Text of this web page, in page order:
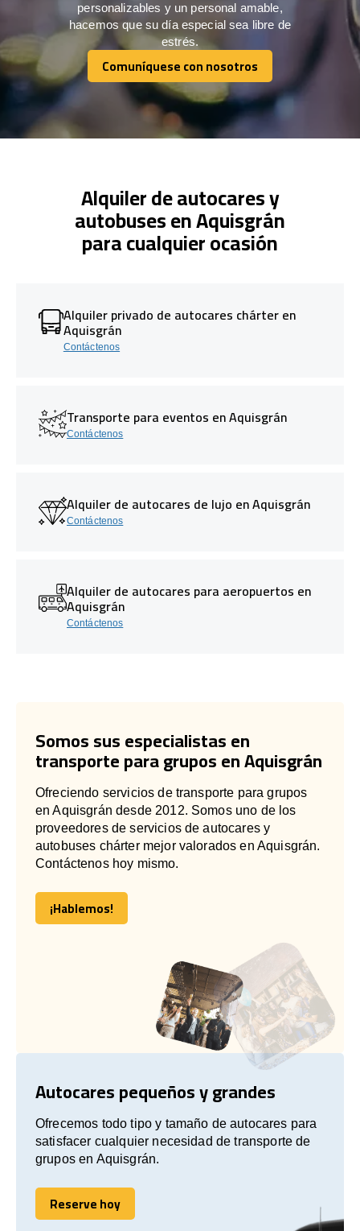
personalizables y un personal amable,
hacemos que su día especial sea libre de
estrés.
Comuníquese con nosotros
Comuníquese con nosotros
Alquiler de autocares y
autobuses en Aquisgrán
para cualquier ocasión
Alquiler privado de autocares chárter en
Aquisgrán
Contáctenos
Transporte para eventos en Aquisgrán
Contáctenos
Alquiler de autocares de lujo en Aquisgrán
Contáctenos
Alquiler de autocares para aeropuertos en
Aquisgrán
Contáctenos
Somos sus especialistas en
transporte para grupos en Aquisgrán
Ofreciendo servicios de transporte para grupos
en Aquisgrán desde 2012. Somos uno de los
proveedores de servicios de autocares y
autobuses chárter mejor valorados en Aquisgrán.
Contáctenos hoy mismo.
¡Hablemos!
¡Hablemos!
Autocares pequeños y grandes
Ofrecemos todo tipo y tamaño de autocares para
satisfacer cualquier necesidad de transporte de
grupos en Aquisgrán.
Reserve hoy
Reserve hoy